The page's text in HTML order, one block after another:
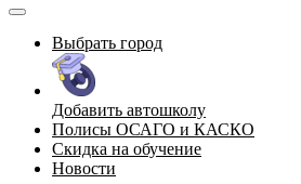
Выбрать город
Добавить автошколу
Полисы ОСАГО и КАСКО
Скидка на обучение
Новости